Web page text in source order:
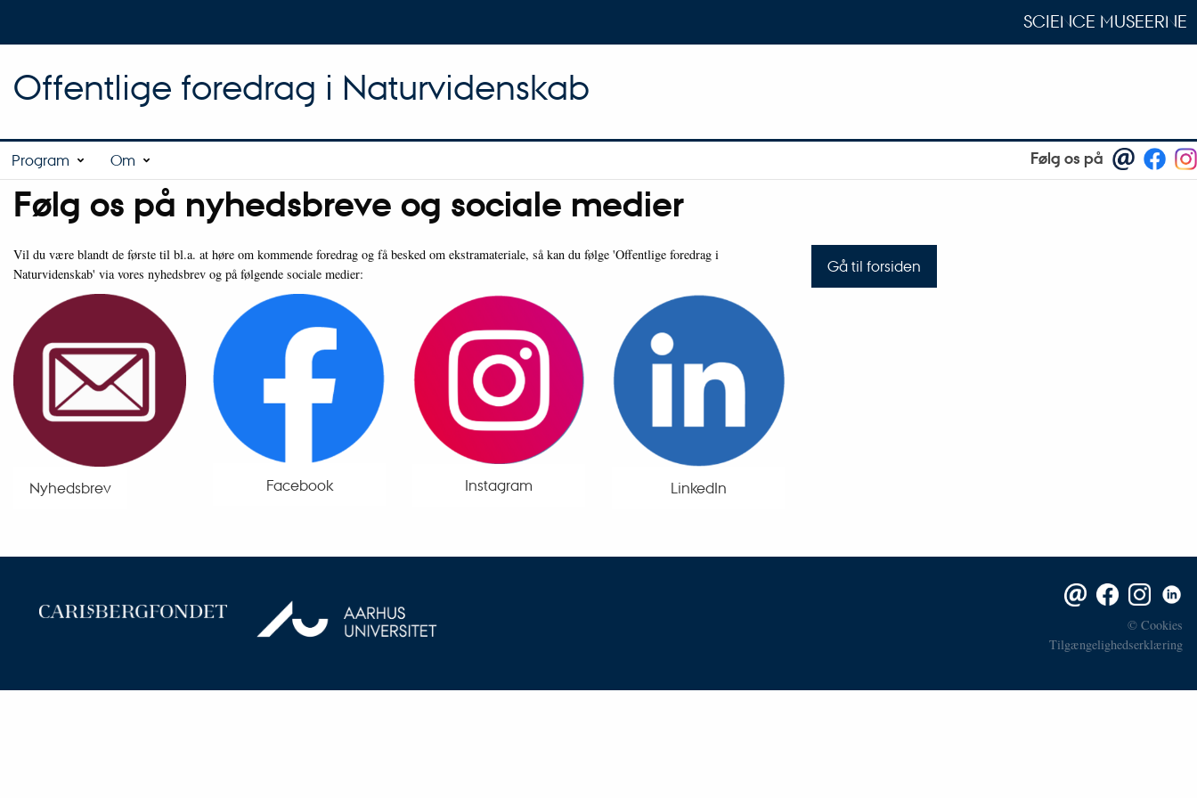
SCIENCE MUSEERNE
Offentlige foredrag i Naturvidenskab
Program Om Følg os på
Følg os på nyhedsbreve og sociale medier
Vil du være blandt de første til bl.a. at høre om kommende foredrag og få besked om ekstramateriale, så kan du følge 'Offentlige foredrag i
Naturvidenskab' via vores nyhedsbrev og på følgende sociale medier:
Nyhedsbrev Facebook Instagram LinkedIn
Gå til forsiden
© Cookies
Tilgængelighedserklæring